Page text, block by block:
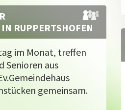
RUPPERTSHOFEN
im Monat, treffen
Senioren aus
gemeinsam.